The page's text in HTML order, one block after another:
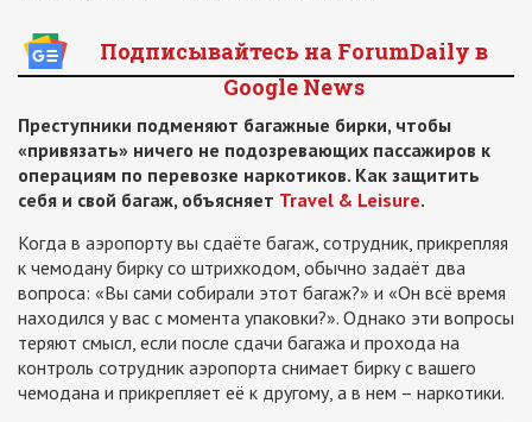
Подписывайтесь на ForumDaily в
Google News
Преступники подменяют багажные бирки, чтобы
«привязать» ничего не подозревающих пассажиров к
операциям по перевозке наркотиков. Как защитить
себя и свой багаж, объясняет Travel & Leisure.
Когда в аэропорту вы сдаёте багаж, сотрудник, прикрепляя
к чемодану бирку со штрихкодом, обычно задаёт два
вопроса: «Вы сами собирали этот багаж?» и «Он всё время
находился у вас с момента упаковки?». Однако эти вопросы
теряют смысл, если после сдачи багажа и прохода на
контроль сотрудник аэропорта снимает бирку с вашего
чемодана и прикрепляет её к другому, а в нем – наркотики.